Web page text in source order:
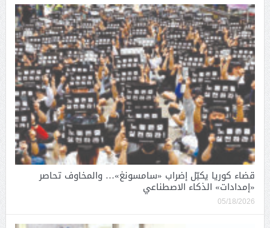
قضاء كوريا يكبّل إضراب «سامسونغ»… والمخاوف تحاصر
«إمدادات» الذكاء الاصطناعي
05/18/2026